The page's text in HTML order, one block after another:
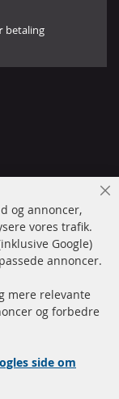
betaling
og annoncer,
vores trafik.
Google)
annoncer.
mere relevante
og forbedre
side om